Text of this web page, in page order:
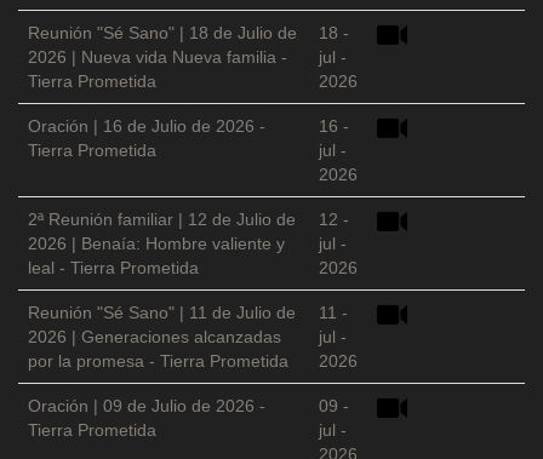
Reunión "Sé Sano" | 18 de Julio de
2026 | Nueva vida Nueva familia -
Tierra Prometida
18 -
jul -
2026
Oración | 16 de Julio de 2026 -
Tierra Prometida
16 -
jul -
2026
2ª Reunión familiar | 12 de Julio de
2026 | Benaía: Hombre valiente y
leal - Tierra Prometida
12 -
jul -
2026
Reunión "Sé Sano" | 11 de Julio de
2026 | Generaciones alcanzadas
por la promesa - Tierra Prometida
11 -
jul -
2026
Oración | 09 de Julio de 2026 -
Tierra Prometida
09 -
jul -
2026